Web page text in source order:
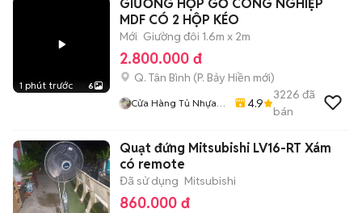
1 phút trước 6
GIƯỜNG HỘP GỖ CÔNG NGHIỆP
MDF CÓ 2 HỘP KÉO
Mới Giường đôi 1.6m x 2m
2.800.000 đ
Q. Tân Bình (P. Bảy Hiền mới)
Cửa Hàng Tủ Nhựa
4.9
3226 đã
bán
Quạt đứng Mitsubishi LV16-RT Xám
có remote
Đã sử dụng Mitsubishi
860.000 đ